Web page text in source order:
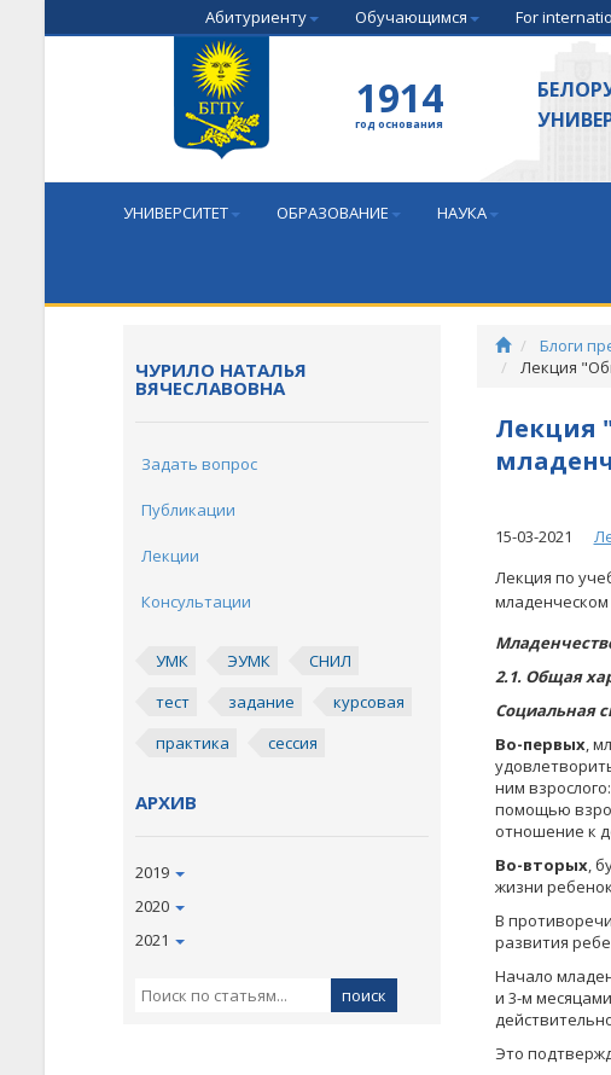
Абитуриенту Обучающимся For
1914
год основания
УНИВЕРСИТЕТ ОБРАЗОВАНИЕ НАУКА
ЧУРИЛО НАТАЛЬЯ
ВЯЧЕСЛАВОВНА
Задать вопрос
Публикации
Лекции
Консультации
УМК ЭУМК
СНИЛ
тест
задание
курсовая
практика
сессия
АРХИВ
2019
2020
2021
Блоги
Лекция
Лекция
15-03-2021
Лекция по
2.1. Общая
Социальная
Во-первых,
ним
помощью
отношение к
Во-вторых,
жизни
В
развития
Начало
и 3-м
Это